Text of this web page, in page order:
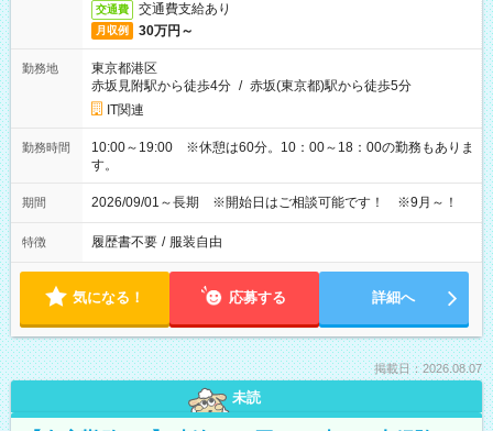
交通費 交通費支給あり
月収例 30万円～
勤務地
東京都港区
赤坂見附駅から徒歩4分 / 赤坂(東京都)駅から徒歩5分
IT関連
勤務時間
10:00～19:00 ※休憩は60分。10：00～18：00の勤務もありま
す。
期間 2026/09/01～長期 ※開始日はご相談可能です！ ※9月～！
特徴 履歴書不要 / 服装自由
気になる！ 応募する 詳細へ
掲載日：2026.08.07
未読